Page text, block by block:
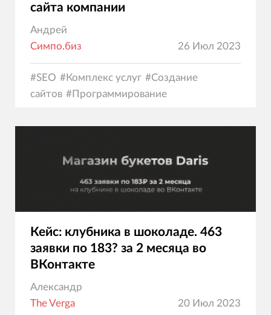
сайта компании
Андрей
Симпо.биз
26 Июл 2023
#SEO #Комплекс услуг #Создание
сайтов #Программирование
Кейс: клубника в шоколаде. 463
заявки по 183? за 2 месяца во
ВКонтакте
Александр
The Verga
20 Июл 2023